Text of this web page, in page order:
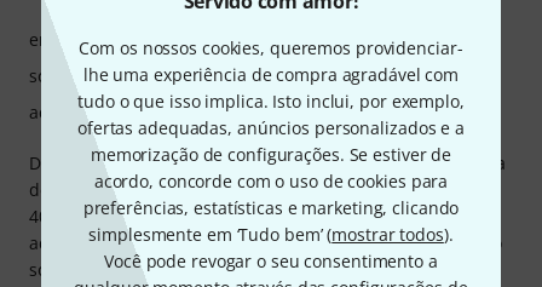
Com os nossos cookies, queremos providenciar-
lhe uma experiência de compra agradável com
tudo o que isso implica. Isto inclui, por exemplo,
ofertas adequadas, anúncios personalizados e a
memorização de configurações. Se estiver de
acordo, concorde com o uso de cookies para
preferências, estatísticas e marketing, clicando
simplesmente em ‘Tudo bem’ (mostrar todos).
Você pode revogar o seu consentimento a
Depois de uma longa busca pelo som do tenor e da compra
de 4 boquilhas, não necessariamente baratas, entre 190 e
400 euros cada, recebi de presente o Better Sax Classic e
admito que tudo se tornou muito simples. Adoro meu novo
som redondo e quente e consigo tocar todos os estilos. É
endereço
som
acabamento